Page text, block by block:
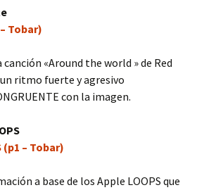
Tobar)
«Around the world » de Red
ritmo fuerte y agresivo
con la imagen.
(p1 – Tobar)
a base de los Apple LOOPS que